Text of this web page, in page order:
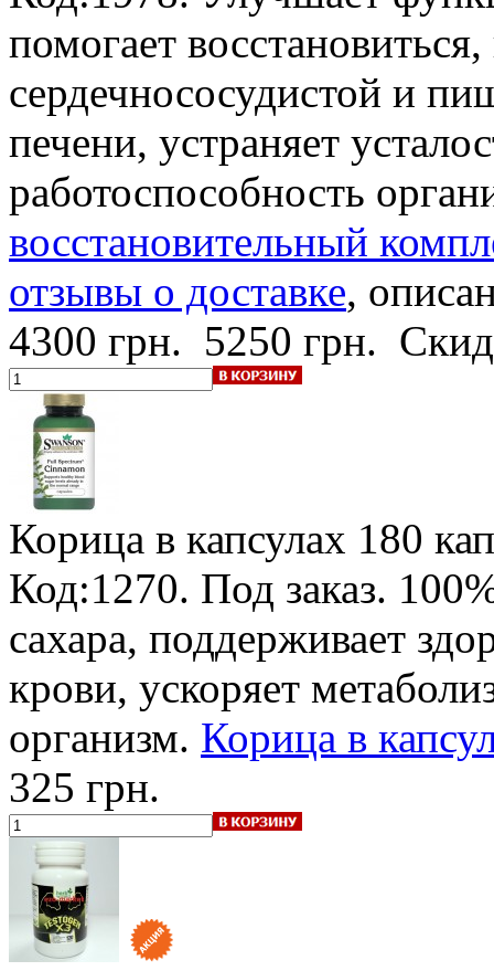
помогает
сердечнососудистой и
печени, устраняет
работоспособность
восстановительный
отзывы о доставке,
4300 грн. 5250 грн.
Корица в капсулах 180
Код:1270. Под заказ.
сахара, поддерживает
крови, ускоряет
организм. Корица в
325 грн.